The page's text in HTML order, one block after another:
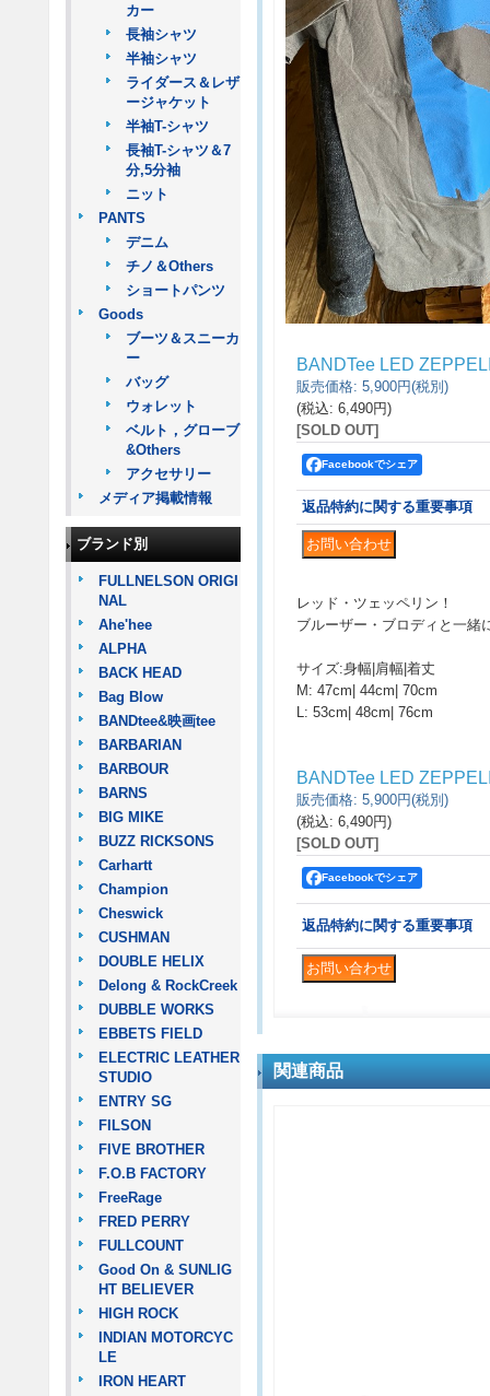
カー
長袖シャツ
半袖シャツ
ライダース＆レザ
ージャケット
半袖T-シャツ
長袖T-シャツ＆7
分,5分袖
ニット
PANTS
デニム
チノ＆Others
ショートパンツ
Goods
ブーツ＆スニーカ
ー
バッグ
ウォレット
ベルト，グローブ
&Others
アクセサリー
メディア掲載情報
ブランド別
FULLNELSON ORIGI
NAL
Ahe'hee
ALPHA
BACK HEAD
Bag Blow
BANDtee&映画tee
BARBARIAN
BARBOUR
BARNS
BIG MIKE
BUZZ RICKSONS
Carhartt
Champion
Cheswick
CUSHMAN
DOUBLE HELIX
Delong & RockCreek
DUBBLE WORKS
EBBETS FIELD
ELECTRIC LEATHER
STUDIO
ENTRY SG
FILSON
FIVE BROTHER
F.O.B FACTORY
FreeRage
FRED PERRY
FULLCOUNT
Good On & SUNLIG
HT BELIEVER
HIGH ROCK
INDIAN MOTORCYC
LE
IRON HEART
BANDTee LED
販売価格: 5,900円(税別)
(税込: 6,490円)
[SOLD OUT]
Facebookでシェア
返品特約に関する重要事項
レッド・ツェッペリン！
ブルーザー・ブロディと一緒
サイズ:身幅|肩幅|着丈
M: 47cm| 44cm| 70cm
L: 53cm| 48cm| 76cm
BANDTee LED
販売価格: 5,900円(税別)
(税込: 6,490円)
[SOLD OUT]
Facebookでシェア
返品特約に関する重要事項
関連商品